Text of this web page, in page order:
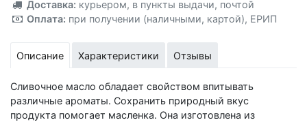
Доставка: курьером, в пункты выдачи, почтой
Оплата: при получении (наличными, картой), ЕРИП
Описание Характеристики Отзывы
Сливочное масло обладает свойством впитывать
различные ароматы. Сохранить природный вкус
продукта помогает масленка. Она изготовлена из